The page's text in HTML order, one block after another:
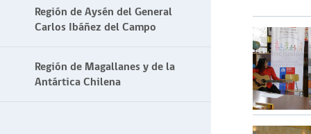
Región de Aysén del General
Carlos Ibáñez del Campo
Región de Magallanes y de la
Antártica Chilena